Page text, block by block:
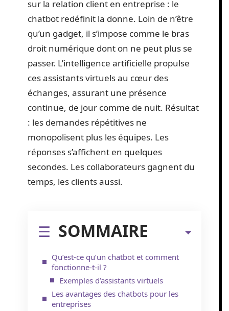
sur la relation client en entreprise : le
chatbot redéfinit la donne. Loin de n’être
qu’un gadget, il s’impose comme le bras
droit numérique dont on ne peut plus se
passer. L’intelligence artificielle propulse
ces assistants virtuels au cœur des
échanges, assurant une présence
continue, de jour comme de nuit. Résultat
: les demandes répétitives ne
monopolisent plus les équipes. Les
réponses s’affichent en quelques
secondes. Les collaborateurs gagnent du
temps, les clients aussi.
SOMMAIRE
Qu’est-ce qu’un chatbot et comment
fonctionne-t-il ?
Exemples d’assistants virtuels
Les avantages des chatbots pour les
entreprises